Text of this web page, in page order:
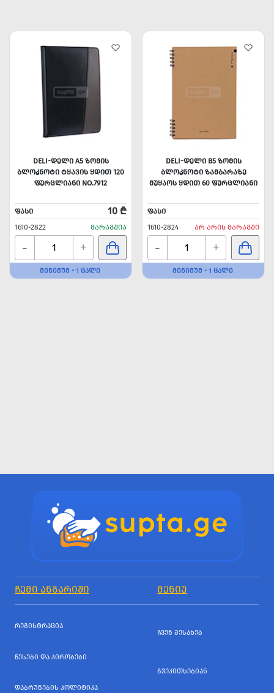
DELI-ᲓᲔᲚᲘ A5 ᲖᲝᲛᲘᲡ
ᲑᲚᲝᲙᲜᲝᲢᲘ ᲢᲧᲐᲕᲘᲡ ᲧᲓᲘᲗ 120
ᲤᲣᲠᲪᲚᲘᲐᲜᲘ NO.7912
ᲤᲐᲡᲘ 10 ₾
1610-2822 ᲛᲐᲠᲐᲒᲨᲘᲐ
- +
ᲛᲘᲜᲘᲛᲣᲛ - 1 ᲪᲐᲚᲘ
DELI-ᲓᲔᲚᲘ B5 ᲖᲝᲛᲘᲡ
ᲑᲚᲝᲙᲜᲝᲢᲘ ᲖᲐᲛᲑᲐᲠᲐᲖᲔ
ᲛᲣᲧᲐᲝᲡ ᲧᲓᲘᲗ 60 ᲤᲣᲠᲪᲚᲘᲐᲜᲘ
ᲤᲐᲡᲘ
1610-2824
ᲐᲠ ᲐᲠᲘᲡ ᲛᲐᲠᲐᲒᲨᲘ
- +
ᲛᲘᲜᲘᲛᲣᲛ - 1 ᲪᲐᲚᲘ
ᲩᲔᲛᲘ ᲐᲜᲒᲐᲠᲘᲨᲘ ᲛᲔᲜᲘᲣ
ᲠᲔᲒᲘᲡᲢᲠᲐᲪᲘᲐ
ᲬᲔᲡᲔᲑᲘ ᲓᲐ ᲞᲘᲠᲝᲑᲔᲑᲘ
ᲓᲐᲑᲠᲣᲜᲔᲑᲘᲡ ᲞᲝᲚᲘᲢᲘᲙᲐ
ᲩᲕᲔᲜ ᲨᲔᲡᲐᲮᲔᲑ
ᲒᲕᲔᲙᲘᲗᲮᲔᲑᲘᲐᲜ